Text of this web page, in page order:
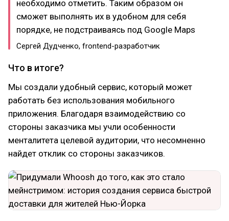
необходимо отметить. Таким образом он
сможет выполнять их в удобном для себя
порядке, не подстраиваясь под Google Maps
Сергей Дудченко, frontend-разработчик
Что в итоге?
Мы создали удобный сервис, который может
работать без использования мобильного
приложения. Благодаря взаимодействию со
стороны заказчика мы учли особенности
менталитета целевой аудитории, что несомненно
найдет отклик со стороны заказчиков.